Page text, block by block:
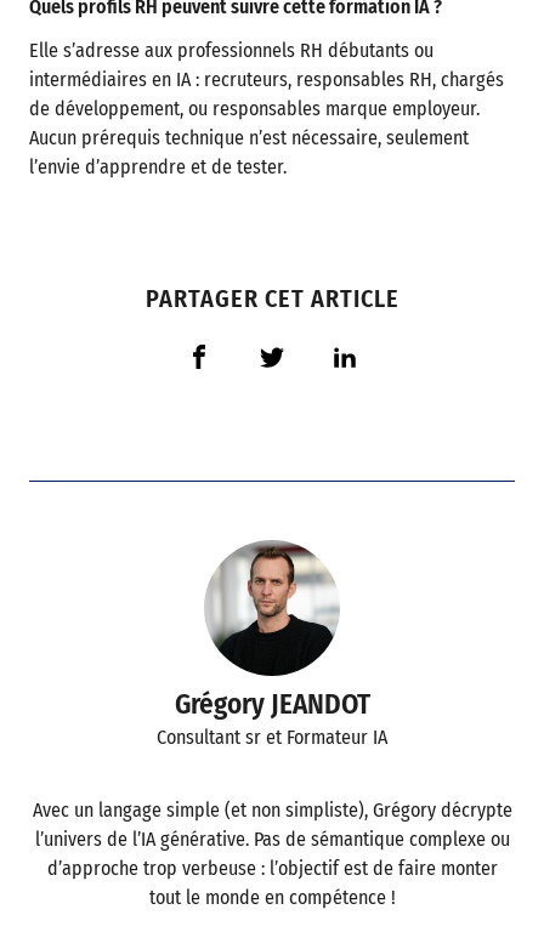
Quels profils RH peuvent suivre cette formation IA ?
Elle s’adresse aux professionnels RH débutants ou
intermédiaires en IA : recruteurs, responsables RH, chargés
de développement, ou responsables marque employeur.
Aucun prérequis technique n’est nécessaire, seulement
l’envie d’apprendre et de tester.
PARTAGER CET ARTICLE
Grégory JEANDOT
Consultant sr et Formateur IA
Avec un langage simple (et non simpliste), Grégory décrypte
l’univers de l’IA générative. Pas de sémantique complexe ou
d’approche trop verbeuse : l’objectif est de faire monter
tout le monde en compétence !